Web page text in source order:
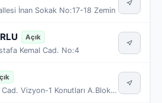
İnan Sokak No:17-18 Zemin
Açık
Kemal Cad. No:4
Hürriyet Mah. Çamlıbel Cad. Vizyon-1 Konutları A.Blok No:17 Dükkan : D-E